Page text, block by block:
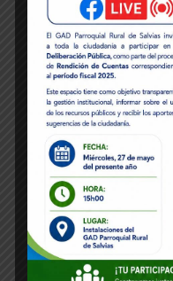
Transparencia
activa
Transparencia
pasiva
Transparencia
colaborativa